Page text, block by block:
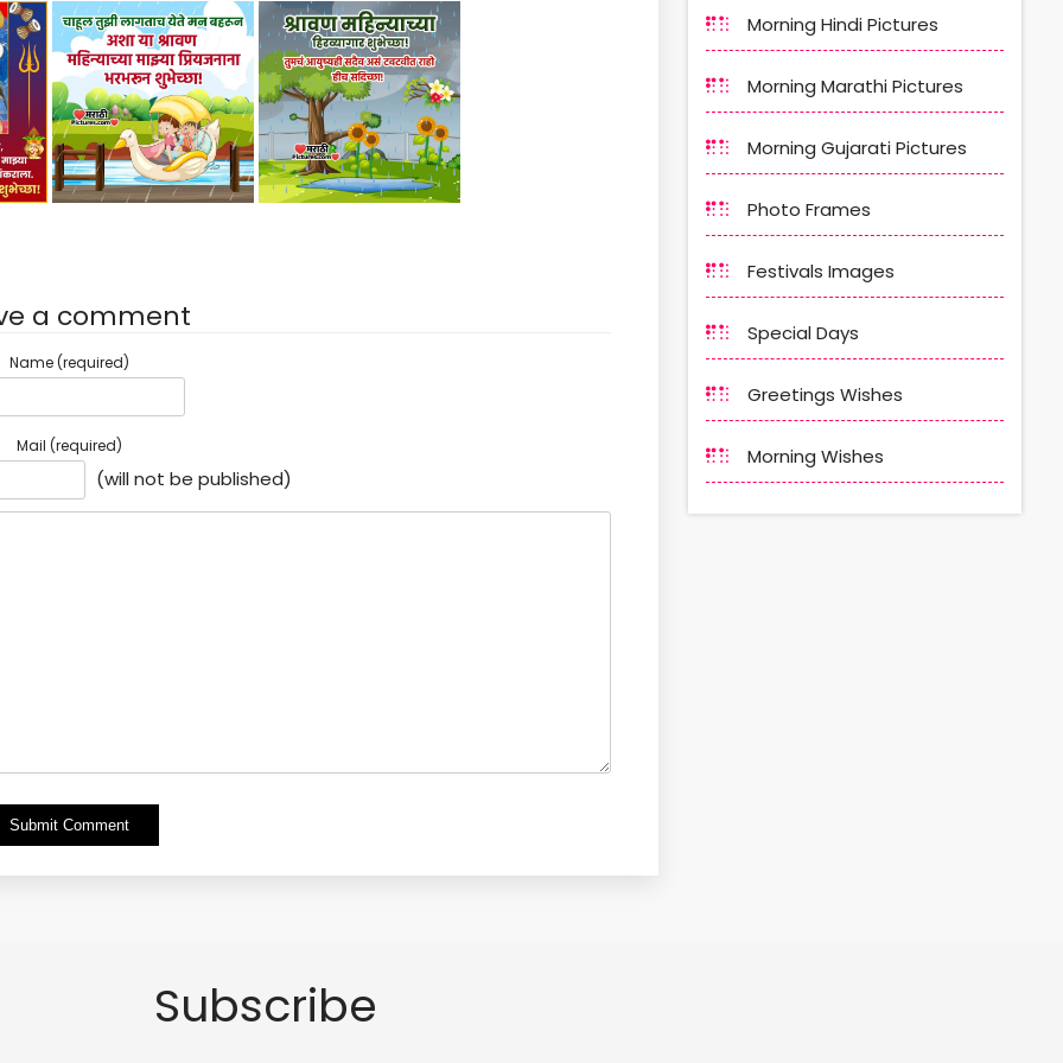
a comment
Name (required)
Mail (required)
(will not be published)
Alternative:
Morning Hindi Pictures
Morning Marathi Pictures
Morning Gujarati Pictures
Photo Frames
Festivals Images
Special Days
Greetings Wishes
Morning Wishes
Subscribe